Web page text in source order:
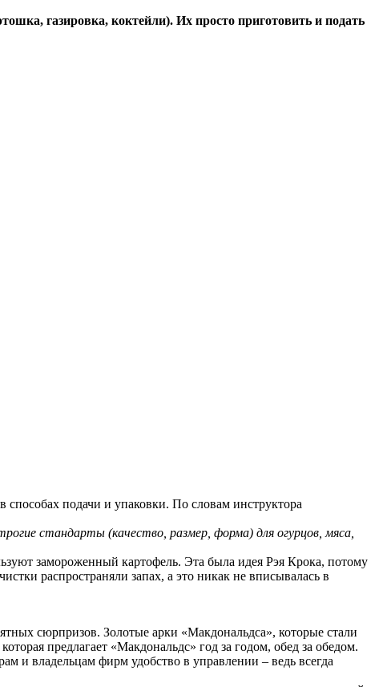
газировка, коктейли). Их просто приготовить и подать
способах подачи и упаковки. По словам инструктора
стандарты (качество, размер, форма) для огурцов, мяса,
замороженный картофель. Эта была идея Рэя Крока, потому
распространяли запах, а это никак не вписывалась в
сюрпризов. Золотые арки «Макдональдса», которые стали
предлагает «Макдональдс» год за годом, обед за обедом.
и владельцам фирм удобство в управлении – ведь всегда